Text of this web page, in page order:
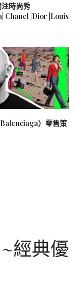
時尚秀
Chanel |Dior |Louis
）零售策
經典優